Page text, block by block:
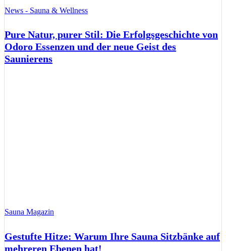
News - Sauna & Wellness
Pure Natur, purer Stil: Die Erfolgsgeschichte von
Odoro Essenzen und der neue Geist des
Saunierens
Sauna Magazin
Gestufte Hitze: Warum Ihre Sauna Sitzbänke auf
mehreren Ebenen hat!